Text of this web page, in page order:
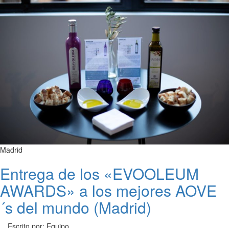
Madrid
Entrega de los «EVOOLEUM
AWARDS» a los mejores AOVE
´s del mundo (Madrid)
Escrito por: Equipo